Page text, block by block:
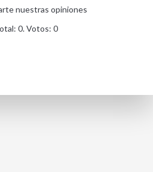
nuestras opiniones
0. Votos:0